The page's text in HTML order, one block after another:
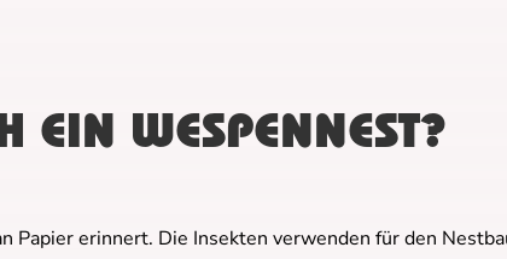
EIN WESPENNEST?
Papier erinnert. Die Insekten verwenden für den